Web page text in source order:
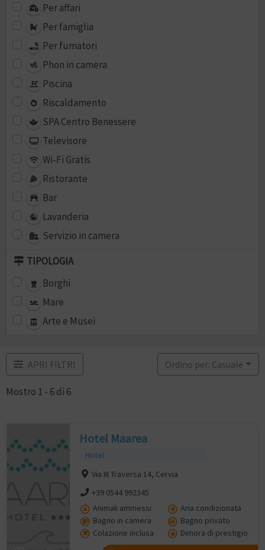
Per affari
Per famiglia
Per fumatori
Phon in camera
Piscina
Riscaldamento
SPA Centro Benessere
Televisore
Wi-Fi Gratis
Ristorante
Bar
Lavanderia
Servizio in camera
TIPOLOGIA
Borghi
Mare
Arte e Musei
APRI FILTRI
Mostro 1 - 6 di 6
Ordino per: Casuale
Hotel Maarea
Hotel
Via III Traversa 14, Cervia
+39 0544 992345
Animali ammessi
Aria condizionata
Bagno in camera
Bagno privato
Colazione inclusa
Dimora di prestigio